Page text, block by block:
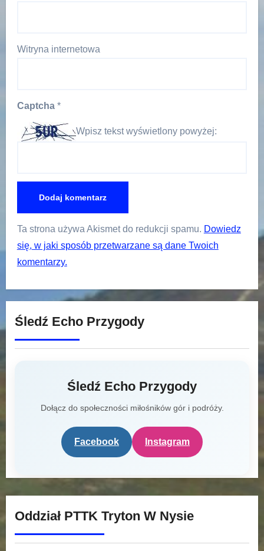
Witryna internetowa
Captcha *
Wpisz tekst wyświetlony powyżej:
Ta strona używa Akismet do redukcji spamu. Dowiedz
się, w jaki sposób przetwarzane są dane Twoich
komentarzy.
Śledź Echo Przygody
Śledź Echo Przygody
Dołącz do społeczności miłośników gór i podróży.
Facebook Instagram
Oddział PTTK Tryton W Nysie